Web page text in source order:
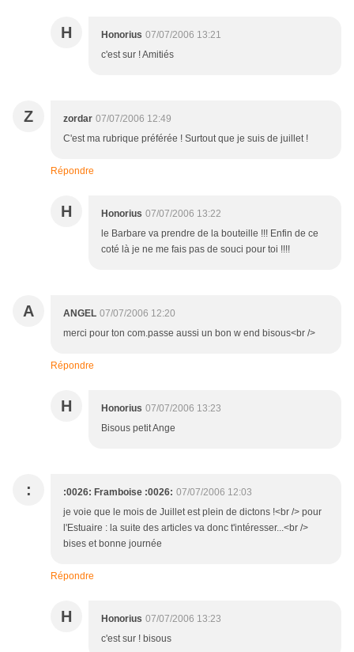
H Honorius 07/07/2006 13:21
c'est sur ! Amitiés
Z zordar 07/07/2006 12:49
C'est ma rubrique préférée ! Surtout que je suis de juillet !
Répondre
H Honorius 07/07/2006 13:22
le Barbare va prendre de la bouteille !!! Enfin de ce
coté là je ne me fais pas de souci pour toi !!!!
A ANGEL 07/07/2006 12:20
merci pour ton com.passe aussi un bon w end bisous<br />
Répondre
H Honorius 07/07/2006 13:23
Bisous petit Ange
: :0026: Framboise :0026: 07/07/2006 12:03
je voie que le mois de Juillet est plein de dictons !<br /> pour
l'Estuaire : la suite des articles va donc t'intéresser...<br />
bises et bonne journée
Répondre
H Honorius 07/07/2006 13:23
c'est sur ! bisous